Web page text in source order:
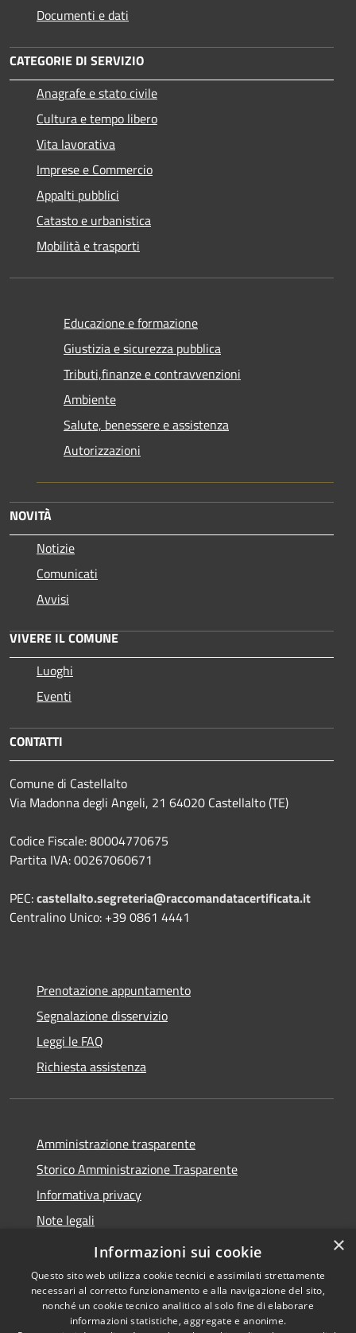
Documenti e dati
CATEGORIE DI SERVIZIO
Anagrafe e stato civile
Cultura e tempo libero
Vita lavorativa
Imprese e Commercio
Appalti pubblici
Catasto e urbanistica
Mobilità e trasporti
Educazione e formazione
Giustizia e sicurezza pubblica
Tributi,finanze e contravvenzioni
Ambiente
Salute, benessere e assistenza
Autorizzazioni
NOVITÀ
Notizie
Comunicati
Avvisi
VIVERE IL COMUNE
Luoghi
Eventi
CONTATTI
Comune di Castellalto
Via Madonna degli Angeli, 21 64020 Castellalto (TE)
Codice Fiscale: 80004770675
Partita IVA: 00267060671
PEC:castellalto.segreteria@raccomandatacertificata.it
Centralino Unico: +39 0861 4441
Prenotazione appuntamento
Segnalazione disservizio
Leggi le FAQ
Richiesta assistenza
Amministrazione trasparente
Storico Amministrazione Trasparente
Informativa privacy
Note legali
Dichiarazione di accessibilità
Copyright © 2026 • Comune di
×
Informazioni sui cookie
Questo sito web utilizza cookie tecnici e assimilati strettamente
necessari al corretto funzionamento e alla navigazione del sito,
nonché un cookie tecnico analitico al solo fine di elaborare
informazioni statistiche, aggregate e anonime.